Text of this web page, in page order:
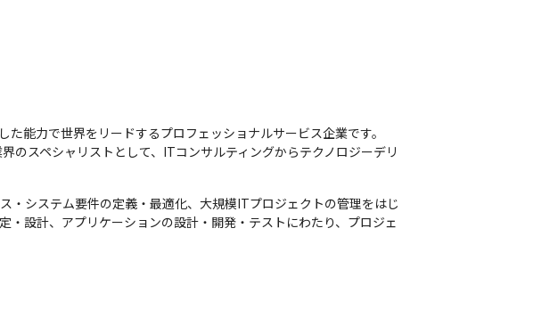
能力で世界をリードするプロフェッショナルサービス企業です。
のスペシャリストとして、ITコンサルティングからテクノロジーデリ
・システム要件の定義・最適化、大規模ITプロジェクトの管理をはじ
設計、アプリケーションの設計・開発・テストにわたり、プロジェ